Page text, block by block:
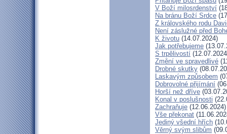
V Boží milosrdenství
Na bránu Boží Srdce
Z královského rodu
Není záslužné před
K životu (14.07.2024)
Jak potřebujeme
S trpělivostí
Změní ve spravedlivé
Drobné skutky
Laskavým způsobem
Dobrovolné přijímání
Horší než dříve
Konal v poslušnosti
Zachraňuje (12.06.2024)
Vše překonat
Jediný všední hřích
Věrný svým slibům